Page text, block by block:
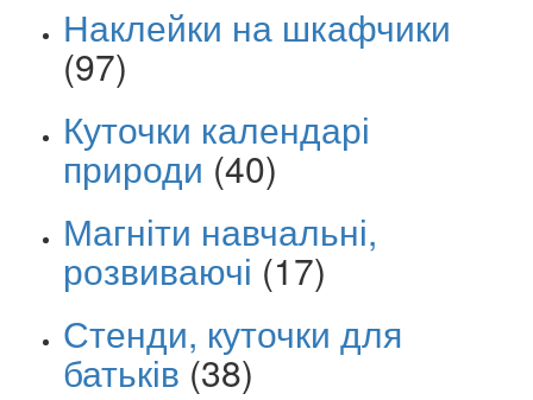
Наклейки на шкафчики
(97)
Куточки календарі
природи (40)
Магніти навчальні,
розвиваючі (17)
Стенди, куточки для
батьків (38)